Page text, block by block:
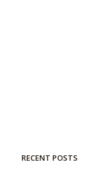
RECENT POSTS